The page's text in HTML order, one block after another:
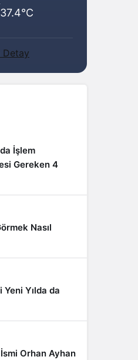
Detay
İşlem
Gereken 4
Nasıl
Yılda da
İsmi Orhan Ayhan